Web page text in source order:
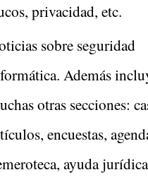
privacidad, etc.
sobre seguridad
Además
otras secciones:
encuestas,
ayuda